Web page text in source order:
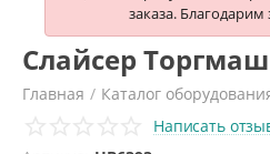
заказа.
Слайсер
Главная / Каталог
ЭлектромеханическоеНаписать